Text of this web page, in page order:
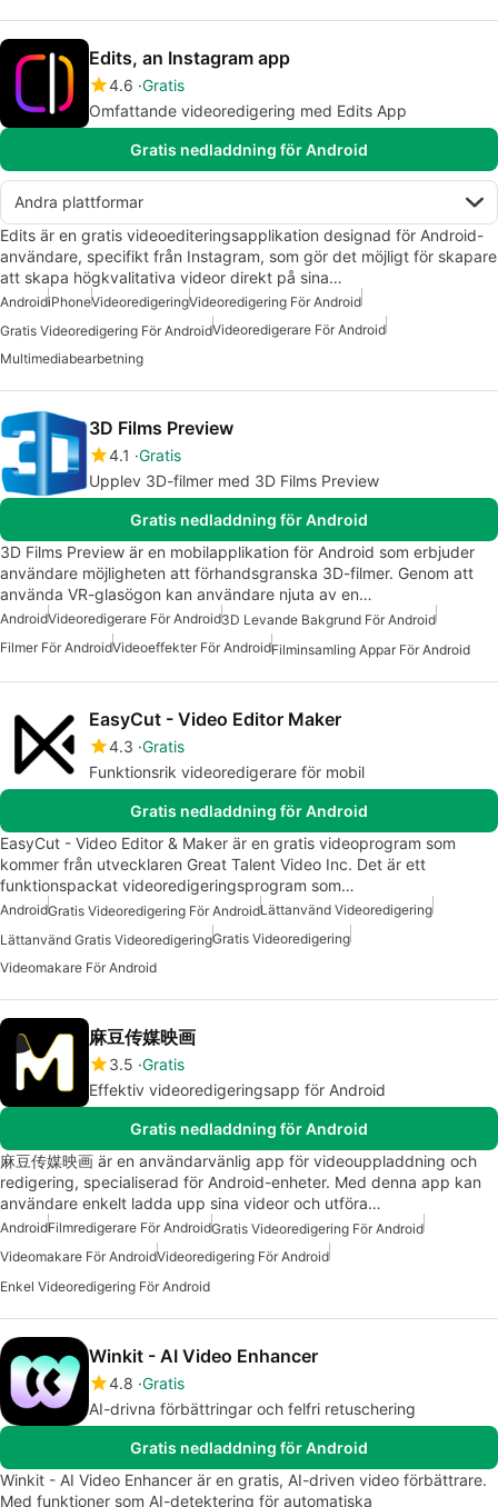
Edits, an Instagram app
4.6 Gratis
Omfattande videoredigering med Edits App
Gratis nedladdning för Android
Andra plattformar
Edits är en gratis videoediteringsapplikation designad för Android-
användare, specifikt från Instagram, som gör det möjligt för skapare
att skapa högkvalitativa videor direkt på sina…
AndroidiPhoneVideoredigeringVideoredigering För Android
Gratis Videoredigering För AndroidVideoredigerare För Android
Multimediabearbetning
3D Films Preview
4.1 Gratis
Upplev 3D-filmer med 3D Films Preview
Gratis nedladdning för Android
3D Films Preview är en mobilapplikation för Android som erbjuder
användare möjligheten att förhandsgranska 3D-filmer. Genom att
använda VR-glasögon kan användare njuta av en…
AndroidVideoredigerare För Android3D Levande Bakgrund För Android
Filmer För AndroidVideoeffekter För AndroidFilminsamling Appar För Android
EasyCut - Video Editor Maker
4.3 Gratis
Funktionsrik videoredigerare för mobil
Gratis nedladdning för Android
EasyCut - Video Editor & Maker är en gratis videoprogram som
kommer från utvecklaren Great Talent Video Inc. Det är ett
funktionspackat videoredigeringsprogram som…
AndroidGratis Videoredigering För AndroidLättanvänd Videoredigering
Lättanvänd Gratis VideoredigeringGratis Videoredigering
Videomakare För Android
麻豆传媒映画
3.5 Gratis
Effektiv videoredigeringsapp för Android
Gratis nedladdning för Android
麻豆传媒映画 är en användarvänlig app för videouppladdning och
redigering, specialiserad för Android-enheter. Med denna app kan
användare enkelt ladda upp sina videor och utföra…
AndroidFilmredigerare För AndroidGratis Videoredigering För Android
Videomakare För AndroidVideoredigering För Android
Enkel Videoredigering För Android
Winkit - AI Video Enhancer
4.8 Gratis
AI-drivna förbättringar och felfri retuschering
Gratis nedladdning för Android
Winkit - AI Video Enhancer är en gratis, AI-driven video förbättrare.
Med funktioner som AI-detektering för automatiska